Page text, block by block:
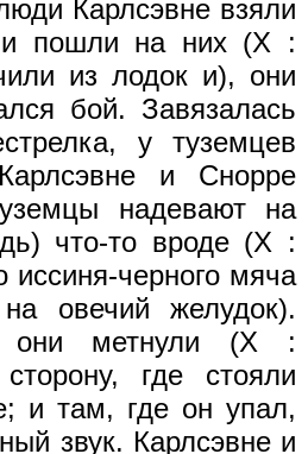
Карлсэвне взяли
пошли на них (X :
из лодок и), они
бой. Завязалась
у туземцев
и Снорре
надевают на
что-то вроде (X :
иссиня-черного мяча
овечий желудок).
они метнули (X :
где стояли
и там, где он упал,
звук. Карлсэвне и